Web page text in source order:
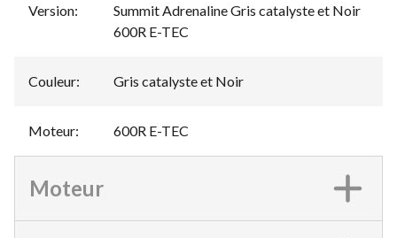
Version:
Summit Adrenaline Gris catalyste et Noir
600R E-TEC
Couleur: Gris catalyste et Noir
Moteur: 600R E-TEC
Moteur